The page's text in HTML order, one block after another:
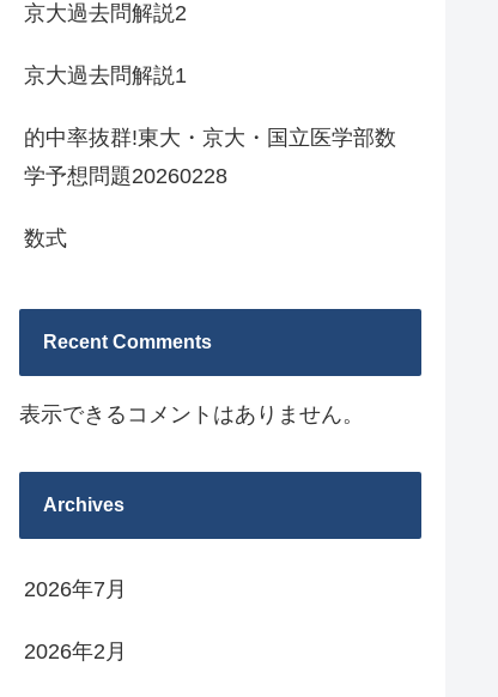
京大過去問解説2
京大過去問解説1
的中率抜群!東大・京大・国立医学部数
学予想問題20260228
数式
Recent Comments
表示できるコメントはありません。
Archives
2026年7月
2026年2月